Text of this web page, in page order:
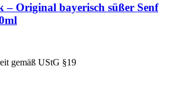
– Original bayerisch süßer Senf
gemäß UStG §19